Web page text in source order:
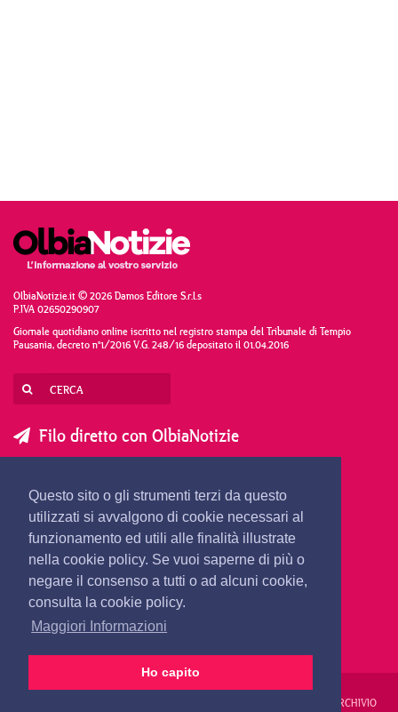
Questo sito o gli strumenti terzi da questo
utilizzati si avvalgono di cookie necessari al
funzionamento ed utili alle finalità illustrate
nella cookie policy. Se vuoi saperne di più o
negare il consenso a tutti o ad alcuni cookie,
consulta la cookie policy.
Maggiori Informazioni
Ho capito
OlbiaNotizie.it © 2026 Damos Editore S.r.l.s
P.IVA 02650290907
Giornale quotidiano online iscritto nel registro stampa del Tribunale di Tempio
Pausania, decreto n°1/2016 V.G. 248/16 depositato il 01.04.2016
Filo diretto con OlbiaNotizie
SEGNALA UNA NOTIZIA
SEGNALA UN EVENTO
redazione@olbianotizie.it
ARCHIVIO